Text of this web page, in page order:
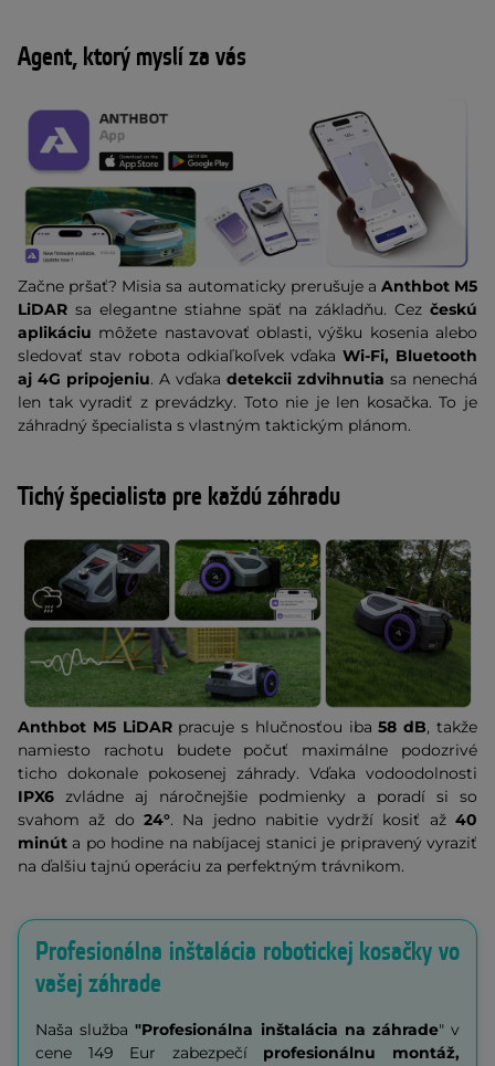
Agent, ktorý myslí za vás
Začne pršať? Misia sa automaticky prerušuje a Anthbot M5
LiDAR sa elegantne stiahne späť na základňu. Cez českú
aplikáciu môžete nastavovať oblasti, výšku kosenia alebo
sledovať stav robota odkiaľkoľvek vďaka Wi-Fi, Bluetooth
aj 4G pripojeniu. A vďaka detekcii zdvihnutia sa nenechá
len tak vyradiť z prevádzky. Toto nie je len kosačka. To je
záhradný špecialista s vlastným taktickým plánom.
Tichý špecialista pre každú záhradu
Anthbot M5 LiDARpracuje s hlučnosťou iba58 dB, takže
namiesto rachotu budete počuť maximálne podozrivé
ticho dokonale pokosenej záhrady. Vďaka vodoodolnosti
IPX6 zvládne aj náročnejšie podmienky a poradí si so
svahom až do 24°. Na jedno nabitie vydrží kosiť až40
minút a po hodine na nabíjacej stanici je pripravený vyraziť
na ďalšiu tajnú operáciu za perfektným trávnikom.
Profesionálna inštalácia robotickej kosačky vo
vašej záhrade
Naša služba"Profesionálna inštalácia na záhrade" v
cene 149 Eur zabezpečí profesionálnu montáž,